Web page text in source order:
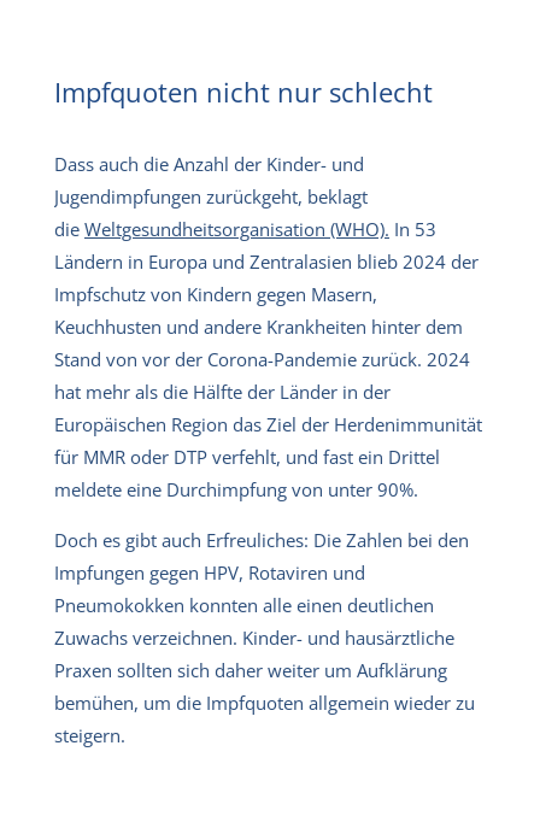
Impfquoten nicht nur schlecht
Dass auch die Anzahl der Kinder- und
Jugendimpfungen zurückgeht, beklagt
die Weltgesundheitsorganisation (WHO). In 53
Ländern in Europa und Zentralasien blieb 2024 der
Impfschutz von Kindern gegen Masern,
Keuchhusten und andere Krankheiten hinter dem
Stand von vor der Corona-Pandemie zurück. 2024
hat mehr als die Hälfte der Länder in der
Europäischen Region das Ziel der Herdenimmunität
für MMR oder DTP verfehlt, und fast ein Drittel
meldete eine Durchimpfung von unter 90%.
Doch es gibt auch Erfreuliches: Die Zahlen bei den
Impfungen gegen HPV, Rotaviren und
Pneumokokken konnten alle einen deutlichen
Zuwachs verzeichnen. Kinder- und hausärztliche
Praxen sollten sich daher weiter um Aufklärung
bemühen, um die Impfquoten allgemein wieder zu
steigern.